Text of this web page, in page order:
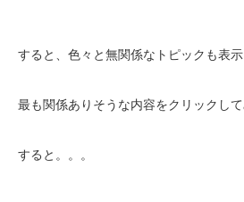
すると、色々と無関係なトピックも表示
最も関係ありそうな内容をクリックして
すると。。。